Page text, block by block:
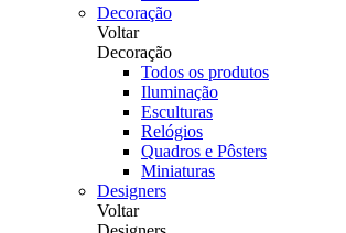
Decoração
Voltar
Decoração
Todos os produtos
Iluminação
Esculturas
Relógios
Quadros e Pôsters
Miniaturas
Designers
Voltar